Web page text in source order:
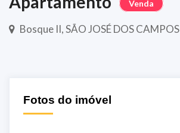
Venda
Bosque II, SÃO JOSÉ DOS CAMPOS
Fotos do imóvel